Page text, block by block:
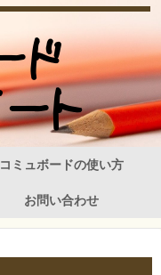
コミュボードの使い方
お問い合わせ